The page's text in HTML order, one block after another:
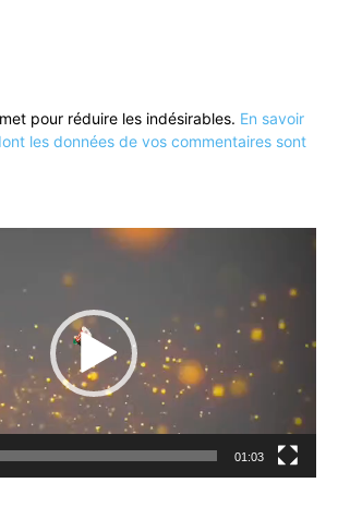
pour réduire les indésirables. En savoir
les données de vos commentaires sont
01:03